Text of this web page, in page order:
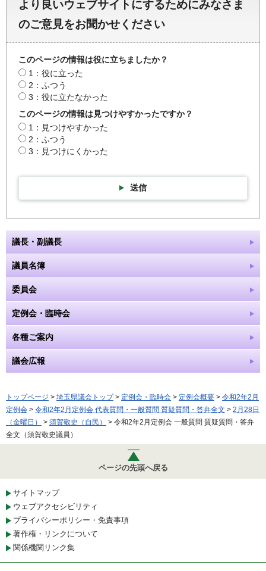
より良いウェブサイトにするためにみなさま
のご意見をお聞かせください
このページの情報は役に立ちましたか？
1：役に立った
2：ふつう
3：役に立たなかった
このページの情報は見つけやすかったですか？
1：見つけやすかった
2：ふつう
3：見つけにくかった
送信
議長・副議長
議員名簿
委員会
定例会・臨時会
各種ご案内
議会広報
トップページ > 埼玉県議会トップ> 定例会・臨時会 > 定例会概要 > 令和2年2月
定例会 > 令和2年2月定例会 代表質問・一般質問 質疑質問・答弁全文 > 2月28日
（金曜日）
> 須賀敬史（自民）
> 令和2年2月定例会 一般質問 質疑質問・答弁
全文（須賀敬史議員）
ページの先頭へ戻る
サイトマップ
ウェブアクセシビリティ
プライバシーポリシー・免責事項
著作権・リンクについて
関係機関リンク集